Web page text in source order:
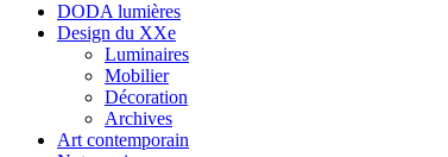
DODA lumières
Design du XXe
Luminaires
Mobilier
Décoration
Archives
Art contemporain